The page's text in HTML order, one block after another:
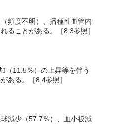
頻度不明）、播種性血管内
ることがある。［8.3参照］
（11.5％）の上昇等を伴う
ある。［8.4参照］
減少（57.7％）、血小板減